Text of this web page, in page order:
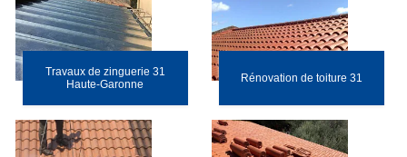
Travaux de zinguerie 31
Haute-Garonne
Rénovation de toiture 31